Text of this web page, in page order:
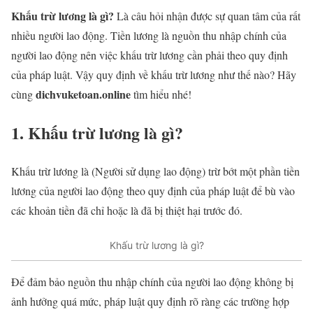
Khấu trừ lương là gì? Là câu hỏi nhận được sự quan tâm của rất
nhiều người lao động. Tiền lương là nguồn thu nhập chính của
người lao động nên việc khấu trừ lương cần phải theo quy định
của pháp luật. Vậy quy định về khấu trừ lương như thế nào? Hãy
cùngdichvuketoan.onlinetìm hiểu nhé!
1. Khấu trừ lương là gì?
Khấu trừ lương là (Người sử dụng lao động) trừ bớt một phần tiền
lương của người lao động theo quy định của pháp luật để bù vào
các khoản tiền đã chỉ hoặc là đã bị thiệt hại trước đó.
Khấu trừ lương là gì?
Để đảm bảo nguồn thu nhập chính của người lao động không bị
ảnh hưởng quá mức, pháp luật quy định rõ ràng các trường hợp